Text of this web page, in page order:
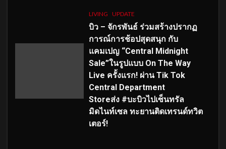
LIVING UPDATE
บิว – จักรพันธ์ ร่วมสร้างปรากฏ
การณ์การช้อปสุดสนุก กับ
แคมเปญ “Central Midnight
Sale”ในรูปแบบ On The Way
Live ครั้งแรก! ผ่าน Tik Tok
Central Department
Storeส่ง #บะบิวไปเซ็นทรัล
มิดไนท์เซล ทะยานติดเทรนด์ทวิต
เตอร์!